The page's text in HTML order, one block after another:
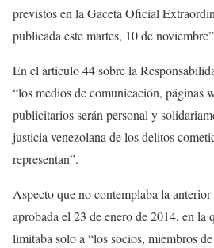
previstos en la Gaceta Oficial
publicada este martes, 10 de
En el artículo 44 sobre la
“los medios de comunicación, páginas
publicitarios serán personal y
justicia venezolana de los delitos
representan”.
Aspecto que no contemplaba la
aprobada el 23 de enero de 2014, en la
limitaba solo a “los socios, miembros